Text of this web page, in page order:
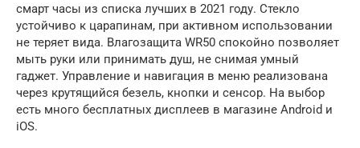
смарт часы из списка лучших в 2021 году. Стекло
устойчиво к царапинам, при активном использовании
не теряет вида. Влагозащита WR50 спокойно позволяет
мыть руки или принимать душ, не снимая умный
гаджет. Управление и навигация в меню реализована
через крутящийся безель, кнопки и сенсор. На выбор
есть много бесплатных дисплеев в магазине Android и
iOS.